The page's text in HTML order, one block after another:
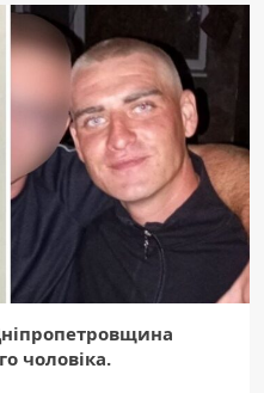
чоловіка.